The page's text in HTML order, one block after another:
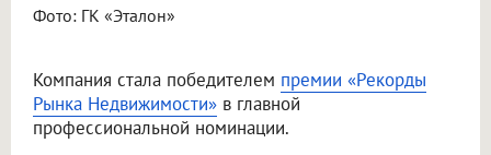
Фото: ГК «Эталон»
Компания стала победителем премии «Рекорды
Рынка Недвижимости» в главной
профессиональной номинации.